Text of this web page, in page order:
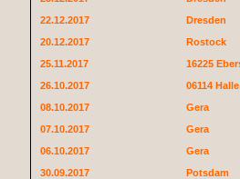
22.12.2017
Dresden
20.12.2017
Rostock
25.11.2017
16225
26.10.2017
06114
08.10.2017
Gera
07.10.2017
Gera
06.10.2017
Gera
30.09.2017
Potsdam